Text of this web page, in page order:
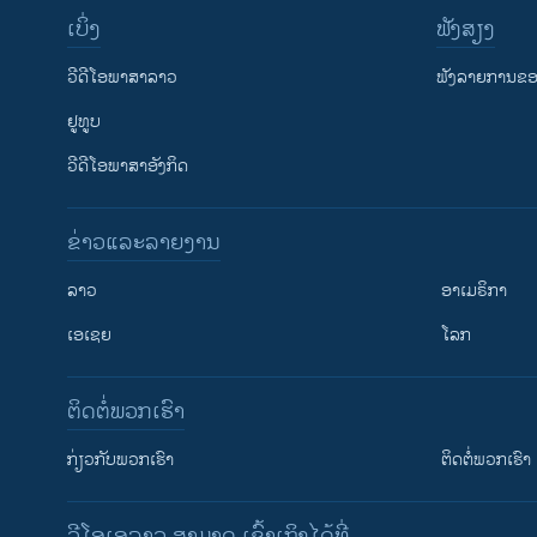
ເບິ່ງ
ວີດີໂອພາສາລາວ
ຢູທູບ
ວີດີໂອພາສາອັງກິດ
ຟັງສຽງ
ຟັງລາຍການຂ
ຂ່າວແລະລາຍງານ
ລາວ
ເອເຊຍ
ອາເມຣິກາ
ໂລກ
ຕິດຕໍ່ພວກເຮົາ
ກ່ຽວກັບພວກເຮົາ ຕິດຕໍ່ພວກເຮົາ